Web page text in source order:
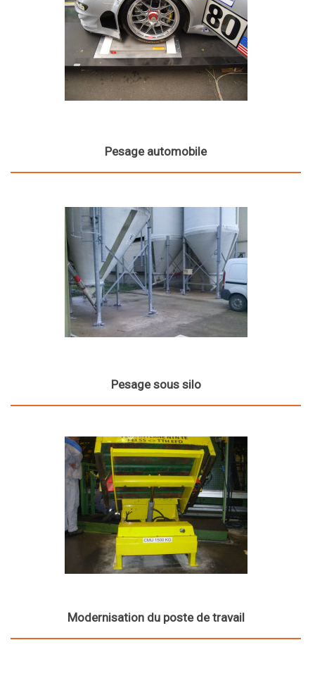
Pesage automobile
Pesage sous silo
Modernisation du poste de travail